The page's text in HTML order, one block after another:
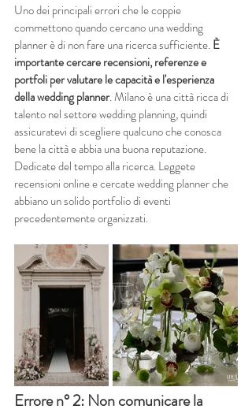
Uno dei principali errori che le coppie
commettono quando cercano una wedding
planner è di non fare una ricerca sufficiente. È
importante cercare recensioni, referenze e
portfoli per valutare le capacità e l'esperienza
della wedding planner. Milano è una città ricca di
talento nel settore wedding planning, quindi
assicuratevi di scegliere qualcuno che conosca
bene la città e abbia una buona reputazione.
Dedicate del tempo alla ricerca. Leggete
recensioni online e cercate wedding planner che
abbiano un solido portfolio di eventi
precedentemente organizzati.
Errore n° 2: Non comunicare la